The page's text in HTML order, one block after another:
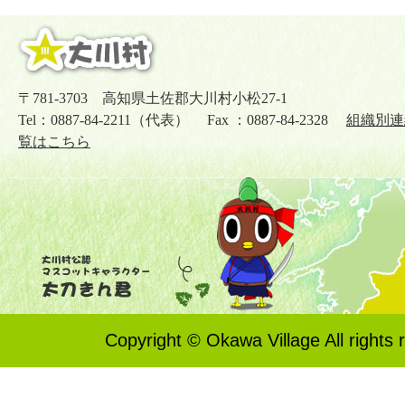
〒781-3703 高知県土佐郡大川村小松27-1
Tel：0887-84-2211（代表） Fax ：0887-84-2328 組織別
覧はこちら
Copyright © Okawa Village All rights